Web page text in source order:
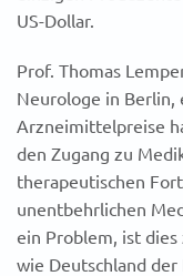
US-Dollar.
Prof. Thomas
Neurologe in Berlin,
Arzneimittelpreise
den Zugang zu
therapeutischen
unentbehrlichen
ein Problem, ist dies
wie Deutschland der